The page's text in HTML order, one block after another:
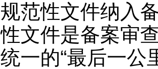
规范性文件纳入
性文件是备案审
统一的“最后一公